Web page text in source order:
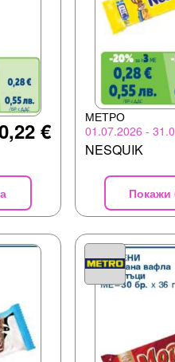
€
МЕТРО
01.07.2026 -
NESQUIK
Покажи